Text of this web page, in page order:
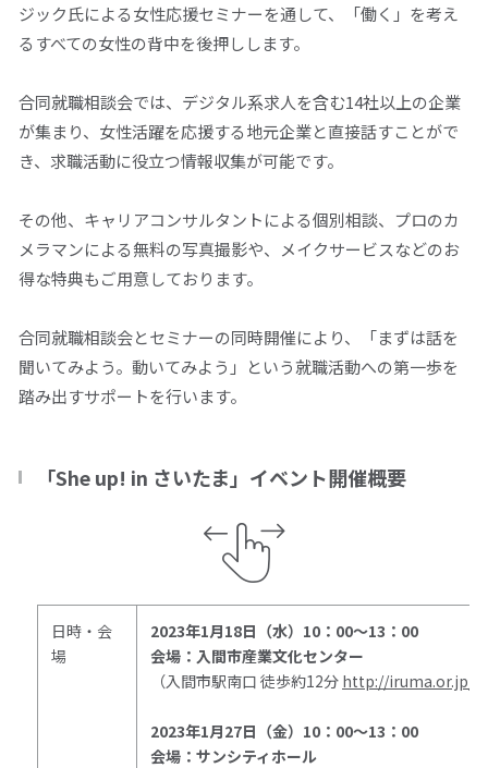
ジック氏による女性応援セミナーを通して、「働く」を考え
るすべての女性の背中を後押しします。
合同就職相談会では、デジタル系求人を含む14社以上の企業
が集まり、女性活躍を応援する地元企業と直接話すことがで
き、求職活動に役立つ情報収集が可能です。
その他、キャリアコンサルタントによる個別相談、プロのカ
メラマンによる無料の写真撮影や、メイクサービスなどのお
得な特典もご用意しております。
合同就職相談会とセミナーの同時開催により、「まずは話を
聞いてみよう。動いてみよう」という就職活動への第一歩を
踏み出すサポートを行います。
「She up! in さいたま」イベント開催概要
日時・会
場
2023年1月18日（水） 10 ： 00～13 ： 00
会場：入間市産業文化センター
（入間市駅南口 徒歩約12分 http://iruma.or.jp/
2023年1月27日（金） 10 ： 00～13 ： 00
会場：サンシティホール